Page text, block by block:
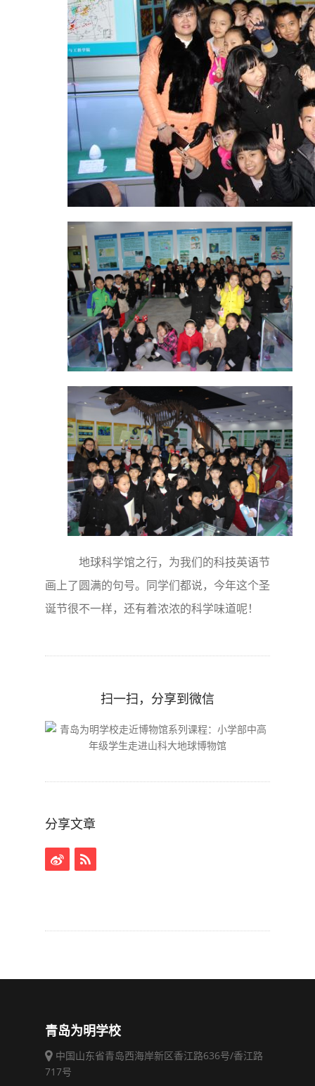
地球科学馆之行，为我们的科技英语节
画上了圆满的句号。同学们都说，今年这个圣
诞节很不一样，还有着浓浓的科学味道呢！
扫一扫，分享到微信
分享文章
青岛为明学校
中国山东省青岛西海岸新区香江路636号/香江路
717号